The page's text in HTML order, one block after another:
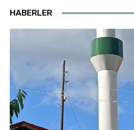
HABERLER